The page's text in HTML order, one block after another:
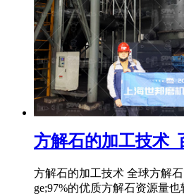
方解石的加工技术_
方解石的加工技术 全球方解
ge;97%的优质方解石资源量